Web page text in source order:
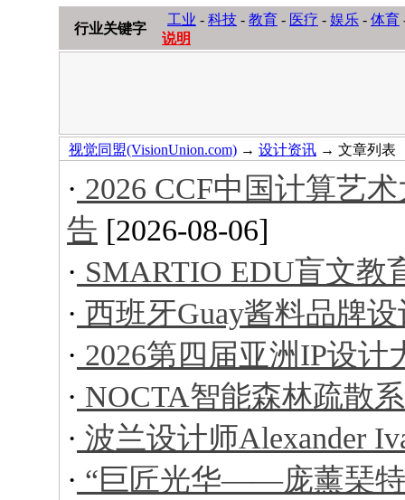
行业关键字
工业 - 科技 - 教育 - 医疗 - 娱乐 - 体育
说明
视觉同盟(VisionUnion.com) → 设计资讯 → 文章列表
· 2026 CCF中国计算艺
告 [2026-08-06]
· SMARTIO EDU盲文教
· 西班牙Guay酱料品牌设
· 2026第四届亚洲IP设计
· NOCTA智能森林疏散
· 波兰设计师Alexander
· “巨匠光华——庞薰琹特